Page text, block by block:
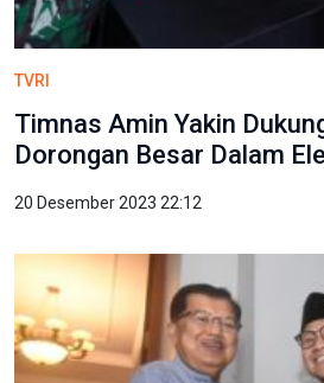
TVRI
Timnas Amin Yakin
Dorongan Besar Dalam
20 Desember 2023 22:12